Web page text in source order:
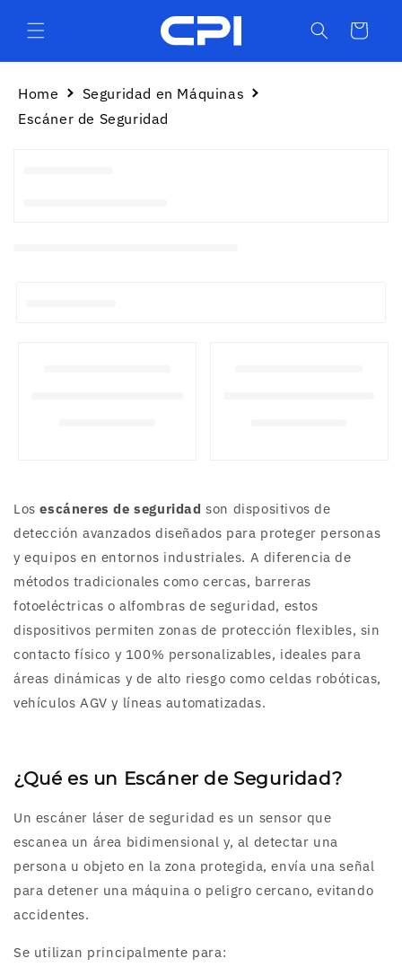
directamente
al contenido
Carrito
Home
Seguridad en Máquinas
Escáner de Seguridad
Losescáneres de seguridad son dispositivos de
detección avanzados diseñados para proteger personas
y equipos en entornos industriales. A diferencia de
métodos tradicionales como cercas, barreras
fotoeléctricas o alfombras de seguridad, estos
dispositivos permiten zonas de protección flexibles, sin
contacto físico y 100% personalizables, ideales para
áreas dinámicas y de alto riesgo como celdas robóticas,
vehículos AGV y líneas automatizadas.
¿Qué es un Escáner de Seguridad?
Un escáner láser de seguridad es un sensor que
escanea un área bidimensional y, al detectar una
persona u objeto en la zona protegida, envía una señal
para detener una máquina o peligro cercano, evitando
accidentes.
Se utilizan principalmente para: